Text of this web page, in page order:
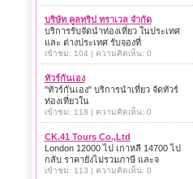
บริษัท คูลทริป ทราเวล จำกัด
บริการรับจัดนำท่องเที่ยว ในประเทศ
และ ต่างประเทศ รับจองที่
เข้าชม: 104 | ความคิดเห็น: 0
ทัวร์กันเอง
"ทัวร์กันเอง" บริการนำเที่ยว จัดทัวร์
ท่องเที่ยวใน
เข้าชม: 118 | ความคิดเห็น: 0
CK.41 Tours Co.,Ltd
London 12000 ไป เกาหลี 14700 ไป
กลับ ราคายังไม่รวมภาษี และจ
เข้าชม: 113 | ความคิดเห็น: 0